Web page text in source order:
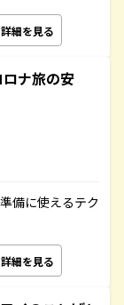
詳細を見る
ナ旅の安
備に使えるテク
詳細を見る